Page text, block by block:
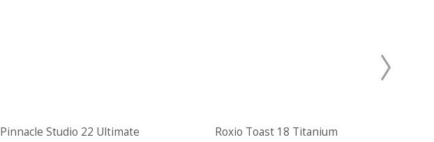
Pinnacle Studio 22 Ultimate Roxio Toast 18 Titanium